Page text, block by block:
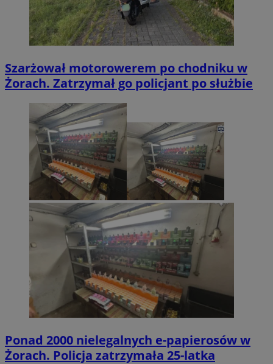
Szarżował motorowerem po chodniku w
Żorach. Zatrzymał go policjant po służbie
Ponad 2000 nielegalnych e-papierosów w
Żorach. Policja zatrzymała 25-latka